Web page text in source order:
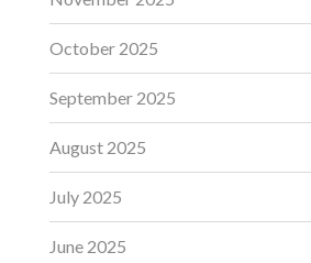
October 2025
September 2025
August 2025
July 2025
June 2025